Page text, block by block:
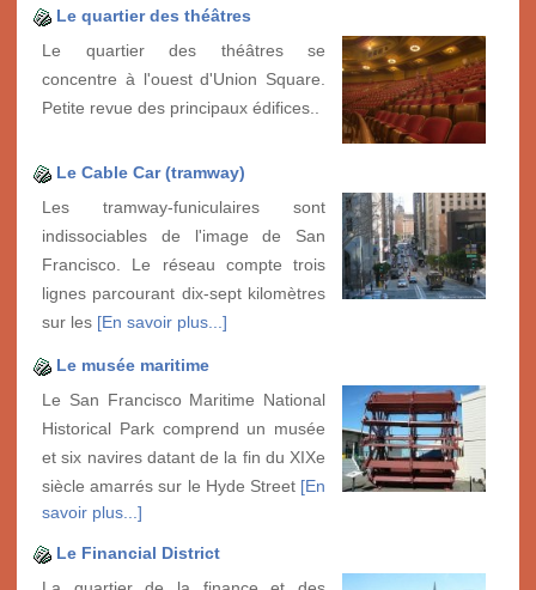
Le quartier des théâtres
Le quartier des théâtres se
concentre à l'ouest d'Union Square.
Petite revue des principaux édifices..
Le Cable Car (tramway)
Les tramway-funiculaires sont
indissociables de l'image de San
Francisco. Le réseau compte trois
lignes parcourant dix-sept kilomètres
sur les [En savoir plus...]
Le musée maritime
Le San Francisco Maritime National
Historical Park comprend un musée
et six navires datant de la fin du XIXe
siècle amarrés sur le Hyde Street [En
savoir plus...]
Le Financial District